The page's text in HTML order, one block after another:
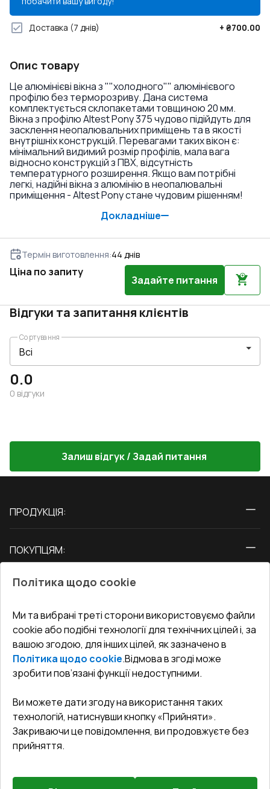
Доставка (7 днів) + ₴700.00
Опис товару
Це алюмінієві вікна з ""холодного"" алюмінієвого
профілю без терморозриву. Дана система
комплектується склопакетами товщиною 20 мм.
Вікна з профілю Altest Pony 375 чудово підійдуть для
засклення неопалювальних приміщень та в якості
внутрішніх конструкцій. Перевагами таких вікон є:
мінімальний видимий розмір профілів, мала вага
відносно конструкцій з ПВХ, відсутність
температурного розширення. Якщо вам потрібні
легкі, надійні вікна з алюмінію в неопалювальні
приміщення - Altest Pony стане чудовим рішенням!
Докладніше
Термін виготовлення:44 днів
Ціна по запиту
Задайте питання
Відгуки та запитання клієнтів
0.0
0 відгуки
Сортування
Залиш відгук / Задай питання
ПРОДУКЦІЯ:
Двері
ПОКУПЦЯМ:
Блог
Адреса гіпермаркета
Як правильно заміряти вікна
СЕРВІС ТА ОБЛУГОВУВАННЯ:
Доставка і Оплата
Гарантія та Сервіс
Повернення товару
Договір публічної оферти
КОНТАКТИ
Офіс:Україна, м. Вінниця, вул. Келецька 60 кв. 61
undefined(undefined)
Політика щодо cookie
Ми та вибрані треті сторони використовуємо файли
cookie або подібні технології для технічних цілей і, за
вашою згодою, для інших цілей, як зазначено в
Політика щодо cookie.Відмова в згоді може
зробити пов’язані функції недоступними.
Ви можете дати згоду на використання таких
технологій, натиснувши кнопку «Прийняти».
Закриваючи це повідомлення, ви продовжуєте без
прийняття.